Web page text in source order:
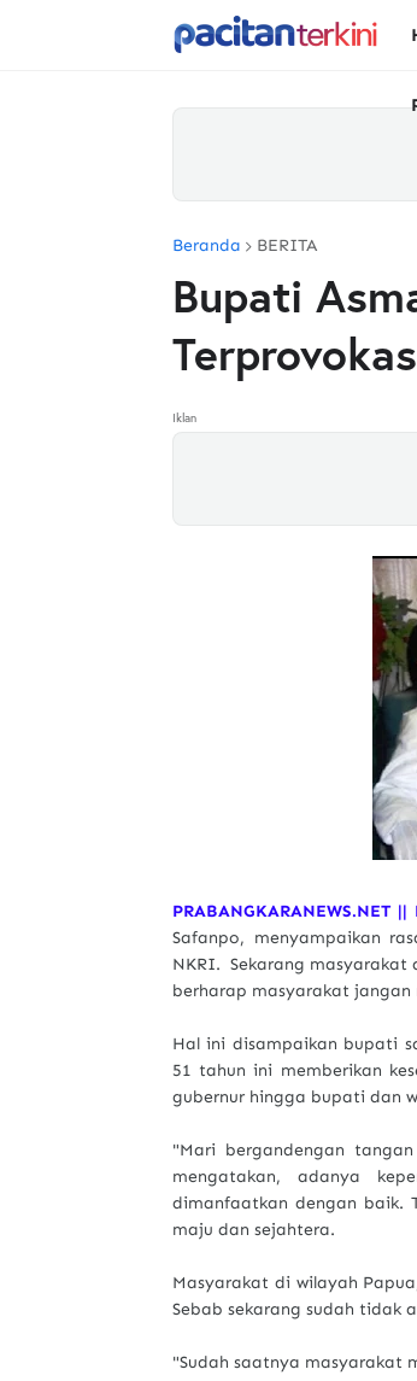
Beranda BERITA
Bupati
Iklan
PRABANGKARANEWS.NET ||
Safanpo, menyampaikan
NKRI. Sekarang
berharap masyarakat
Hal ini disampaikan bupati
51 tahun ini memberikan
gubernur hingga bupati dan
"Mari bergandengan
mengatakan, adanya
dimanfaatkan dengan baik.
maju dan sejahtera.
Masyarakat di wilayah
Sebab sekarang sudah tidak
"Sudah saatnya masyarakat